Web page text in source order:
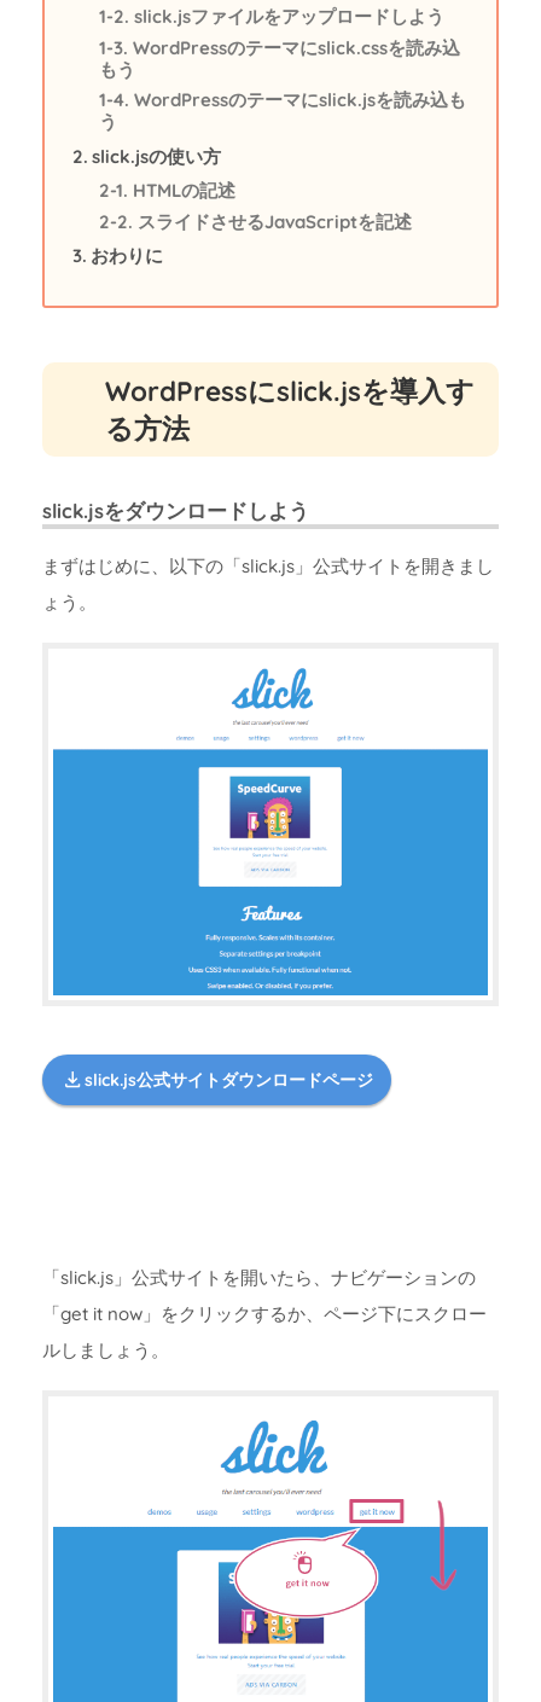
slick.jsファイルをアップロードしよう
WordPressのテーマにslick.cssを読み込
もう
WordPressのテーマにslick.jsを読み込も
う
slick.jsの使い方
HTMLの記述
スライドさせるJavaScriptを記述
おわりに
WordPressにslick.jsを導入す
る方法
slick.jsをダウンロードしよう
まずはじめに、以下の「slick.js」公式サイトを開きまし
ょう。
slick.js公式サイトダウンロードページ
「slick.js」公式サイトを開いたら、ナビゲーションの
「get it now」をクリックするか、ページ下にスクロー
ルしましょう。